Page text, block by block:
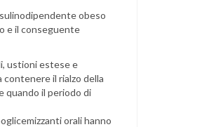
obeso
e il conseguente
ustioni estese e
il rialzo della
quando il periodo di
orali hanno